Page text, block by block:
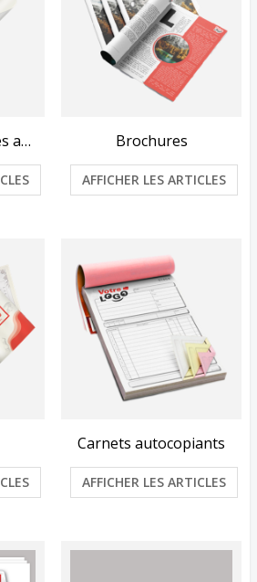
Stickers - Étiquettes autocollantes Brochures
AFFICHER LES ARTICLES
Carnets autocopiants
AFFICHER LES ARTICLES